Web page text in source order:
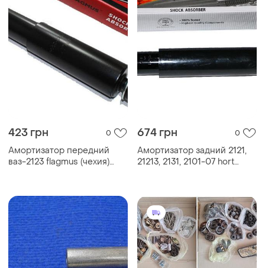
423 грн 0
Амортизатор передний
ваз-2123 flagmus (чехия)
674 грн 0
Амортизатор задний 2121,
21213, 2131, 2101-07 hort